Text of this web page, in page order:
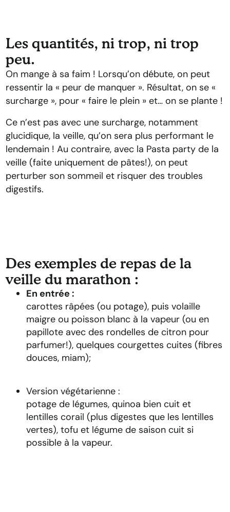
Les quantités, ni trop, ni trop
peu.
On mange à sa faim ! Lorsqu’on débute, on peut
ressentir la « peur de manquer ». Résultat, on se «
surcharge », pour « faire le plein » et… on se plante !
Ce n’est pas avec une surcharge, notamment
glucidique, la veille, qu’on sera plus performant le
lendemain ! Au contraire, avec la Pasta party de la
veille (faite uniquement de pâtes!), on peut
perturber son sommeil et risquer des troubles
digestifs.
Des exemples de repas de la
veille du marathon :
En entrée :
carottes râpées (ou potage), puis volaille
maigre ou poisson blanc à la vapeur (ou en
papillote avec des rondelles de citron pour
parfumer!), quelques courgettes cuites (fibres
douces, miam);
Version végétarienne :
potage de légumes, quinoa bien cuit et
lentilles corail (plus digestes que les lentilles
vertes), tofu et légume de saison cuit si
possible à la vapeur.